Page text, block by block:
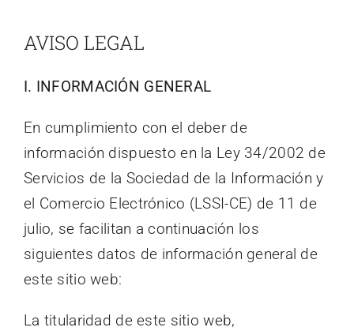
AVISO LEGAL
I. INFORMACIÓN GENERAL
En cumplimiento con el deber de
información dispuesto en la Ley 34/2002 de
Servicios de la Sociedad de la Información y
el Comercio Electrónico (LSSI-CE) de 11 de
julio, se facilitan a continuación los
siguientes datos de información general de
este sitio web:
La titularidad de este sitio web,